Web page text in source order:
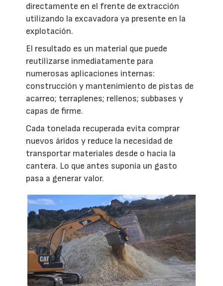
directamente en el frente de extracción
utilizando la excavadora ya presente en la
explotación.
El resultado es un material que puede
reutilizarse inmediatamente para
numerosas aplicaciones internas:
construcción y mantenimiento de pistas de
acarreo; terraplenes; rellenos; subbases y
capas de firme.
Cada tonelada recuperada evita comprar
nuevos áridos y reduce la necesidad de
transportar materiales desde o hacia la
cantera. Lo que antes suponía un gasto
pasa a generar valor.